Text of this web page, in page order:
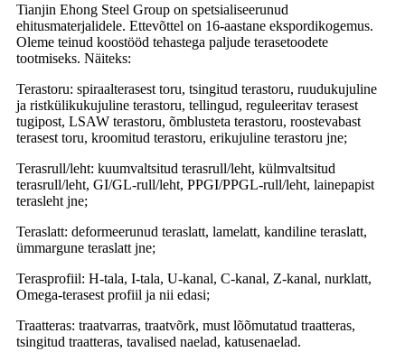
Tianjin Ehong Steel Group on spetsialiseerunud
ehitusmaterjalidele. Ettevõttel on 16-aastane ekspordikogemus.
Oleme teinud koostööd tehastega paljude terasetoodete
tootmiseks. Näiteks:
Terastoru: spiraalterasest toru, tsingitud terastoru, ruudukujuline
ja ristkülikukujuline terastoru, tellingud, reguleeritav terasest
tugipost, LSAW terastoru, õmblusteta terastoru, roostevabast
terasest toru, kroomitud terastoru, erikujuline terastoru jne;
Terasrull/leht: kuumvaltsitud terasrull/leht, külmvaltsitud
terasrull/leht, GI/GL-rull/leht, PPGI/PPGL-rull/leht, lainepapist
terasleht jne;
Teraslatt: deformeerunud teraslatt, lamelatt, kandiline teraslatt,
ümmargune teraslatt jne;
Terasprofiil: H-tala, I-tala, U-kanal, C-kanal, Z-kanal, nurklatt,
Omega-terasest profiil ja nii edasi;
Traatteras: traatvarras, traatvõrk, must lõõmutatud traatteras,
tsingitud traatteras, tavalised naelad, katusenaelad.